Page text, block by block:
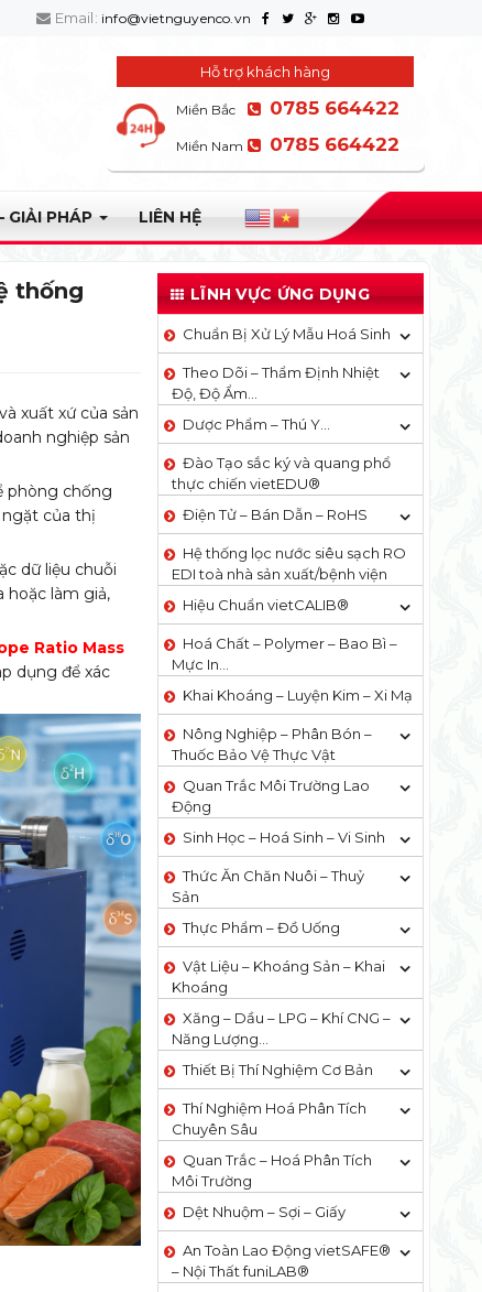
Email: info@vietnguyenco.vn
Hỗ trợ khách hàng
Miền Bắc 0785 664422
Miền Nam 0785 664422
GIẢI PHÁP LIÊN HỆ
thống
xuất xứ của sản
nghiệp sản
phòng chống
của thị
dữ liệu chuỗi
hoặc làm giả,
Ratio Mass
dụng để xác
LĨNH VỰC ỨNG DỤNG
Chuẩn Bị Xử Lý Mẫu Hoá Sinh
Theo Dõi – Thẩm Định Nhiệt
Độ, Độ Ẩm…
Dược Phẩm – Thú Y…
Đào Tạo sắc ký và quang phổ
thực chiến vietEDU®
Điện Tử – Bán Dẫn – RoHS
Hệ thống lọc nước siêu sạch RO
EDI​​ toà nhà sản xuất/bệnh viện
Hiệu Chuẩn vietCALIB®
Hoá Chất – Polymer – Bao Bì –
Mực In…
Khai Khoáng – Luyện Kim – Xi Mạ
Nông Nghiệp – Phân Bón –
Thuốc Bảo Vệ Thực Vật
Quan Trắc Môi Trường Lao
Động
Sinh Học – Hoá Sinh – Vi Sinh
Thức Ăn Chăn Nuôi – Thuỷ
Sản
Thực Phẩm – Đồ Uống
Vật Liệu – Khoáng Sản – Khai
Khoáng
Xăng – Dầu – LPG – Khí CNG –
Năng Lượng…
Thiết Bị Thí Nghiệm Cơ Bản
Thí Nghiệm Hoá Phân Tích
Chuyên Sâu
Quan Trắc – Hoá Phân Tích
Môi Trường
Dệt Nhuộm – Sợi – Giấy
An Toàn Lao Động vietSAFE®
– Nội Thất funiLAB®